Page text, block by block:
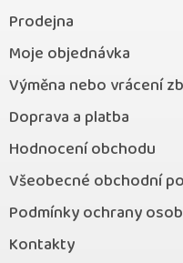
Prodejna
Moje objednávka
Výměna nebo vrácení
Doprava a platba
Hodnocení obchodu
Všeobecné obchodní
Podmínky ochrany
Kontakty